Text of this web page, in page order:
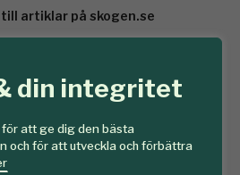
din integritet
att ge dig den bästa
och för att utveckla och förbättra
artiklar på skogen.se
Mediaarkiv
här